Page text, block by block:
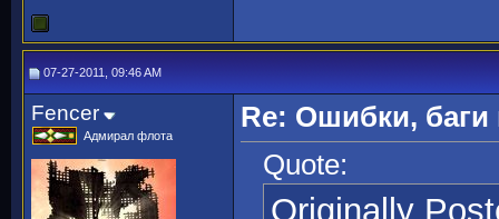
07-27-2011, 09:46 AM
Fencer
Адмирал флота
Re: Ошибки, баги
Quote:
Originally